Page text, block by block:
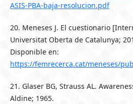
ASIS-PBA-baja-resolucion.pdf
20. Meneses J. El cuestionario
Universitat Oberta de Catalunya;
Disponible en:
https://femrecerca.cat/meneses/
21. Glaser BG, Strauss AL.
Aldine; 1965.